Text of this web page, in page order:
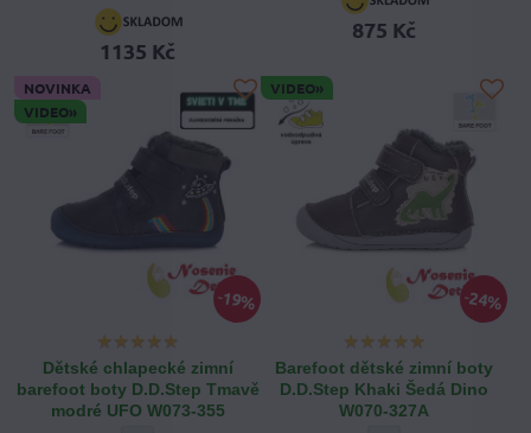
1135 Kč
875 Kč
19%
NOVINKA
VIDEO»
Dětské chlapecké zimní
barefoot boty D.D.Step Tmavě
modré UFO W073-355
24%
VIDEO»
Barefoot dětské zimní boty
D.D.Step Khaki Šedá Dino
W070-327A